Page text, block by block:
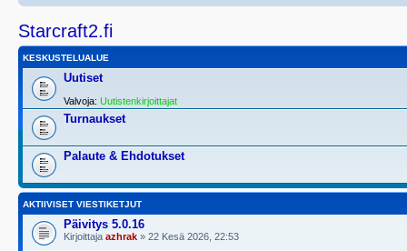
Starcraft2.fi
KESKUSTELUALUE
Uutiset
Valvoja: Uutistenkirjoittajat
Turnaukset
Palaute & Ehdotukset
AKTIIVISET VIESTIKETJUT
Päivitys 5.0.16
Kirjoittaja azhrak » 22 Kesä 2026, 22:53